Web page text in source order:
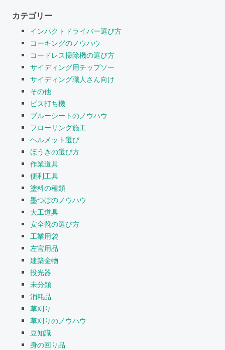
カテゴリー
インパクトドライバー選び方
コーキングのノウハウ
コードレス掃除機の選び方
サイディング用チップソー
サイディング職人さん向け
その他
ビス打ち機
ブルーシートのノウハウ
フローリング施工
ヘルメット選び
ほうきの選び方
作業道具
便利工具
塗料の種類
墨つぼのノウハウ
大工道具
安全靴の選び方
工業用袋
左官用品
建築金物
投光器
未分類
消耗品
草刈り
草刈りのノウハウ
豆知識
身の回り品